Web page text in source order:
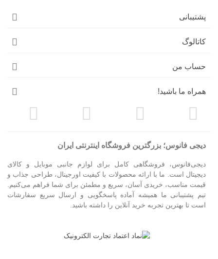
پشتیبانی
کاتالوگ
حساب من
همراه ما باشید!
دیجی فانوس؛ بزرگترین فروشگاه اینترنتی ایران
دیجی‌فانوس، فروشگاهی کامل برای لوازم جانبی موبایل و کالای
دیجیتال است. ما با ارائه محصولات با کیفیت اورجینال، طراحی جذاب و
قیمت مناسب، خریدی آسان، سریع و مطمئن برای شما فراهم می‌کنیم.
تیم پشتیبانی ما همیشه آماده پاسخگویی و ارسال سریع سفارشات
است تا بهترین تجربه خرید آنلاین را داشته باشید.